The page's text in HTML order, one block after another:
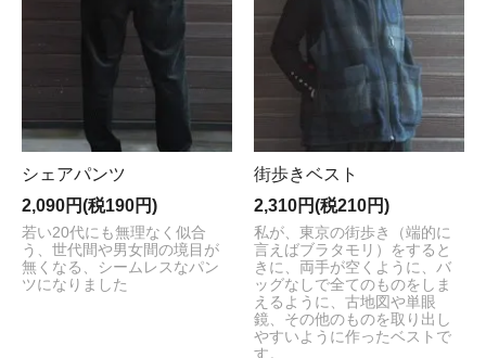
シェアパンツ
2,090円(税190円)
若い20代にも無理なく似合
う、世代間や男女間の境目が
無くなる、シームレスなパン
ツになりました
街歩きベスト
2,310円(税210円)
私が、東京の街歩き（端的に
言えばブラタモリ）をすると
きに、両手が空くように、バ
ッグなしで全てのものをしま
えるように、古地図や単眼
鏡、その他のものを取り出し
やすいように作ったベストで
す。